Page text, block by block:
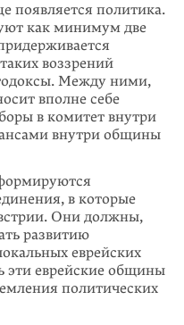
появляется политика.
как минимум две
воззрений
Между ними,
вполне себе
в комитет внутри
внутри общины
в которые
Они должны,
развитию
еврейских
еврейские общины
политических